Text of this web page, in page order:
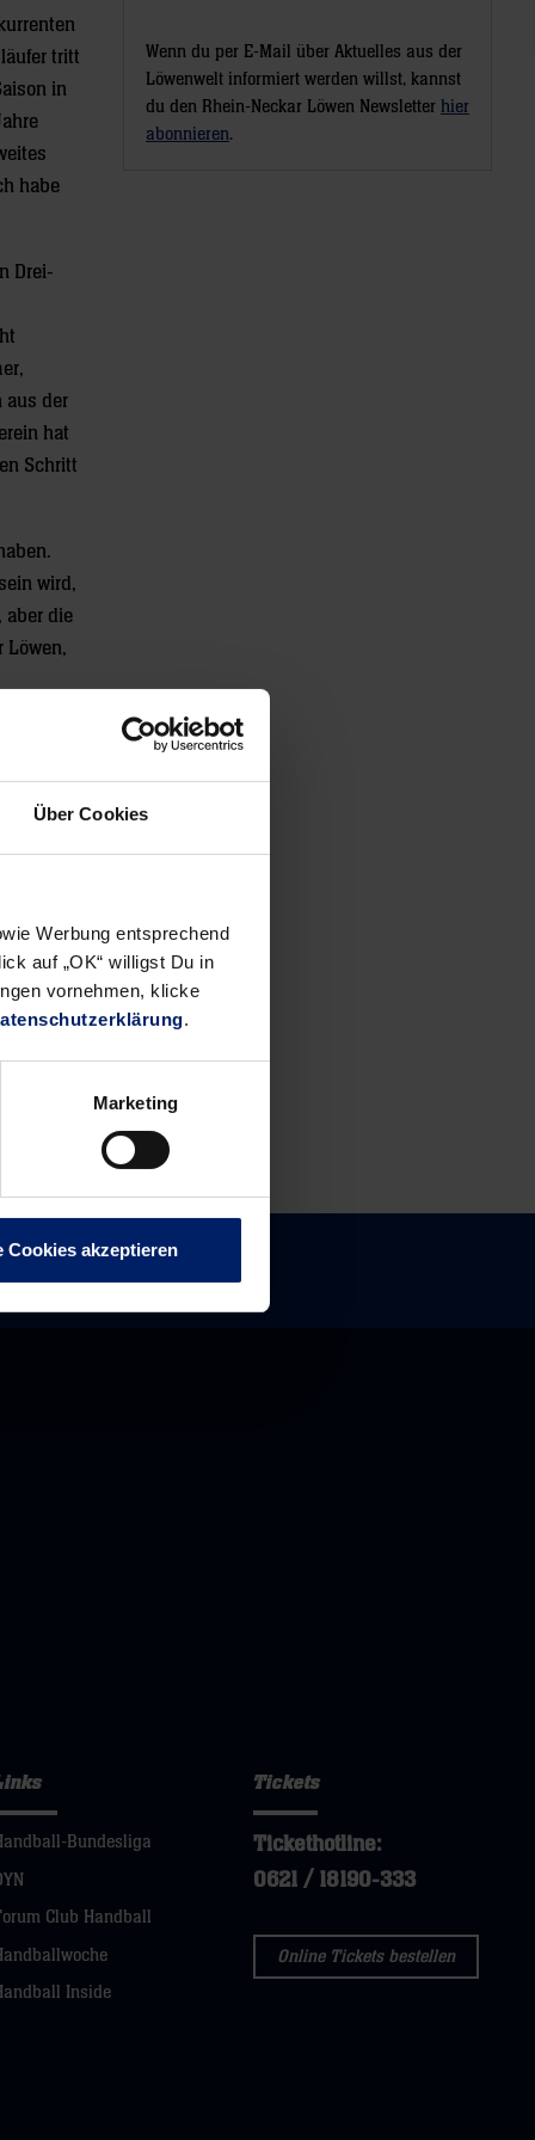
Über Cookies
Werbung entsprechend
auf „OK“ willigst Du in
vornehmen, klicke
.
Marketing
Cookies akzeptieren
tritt
in
habe
Drei-
aus der
hat
Schritt
wird,
aber die
Löwen,
14.
Wenn du per E-Mail über Aktuelles aus der
Löwenwelt informiert werden willst, kannst
du den Rhein-Neckar Löwen Newsletter hier
abonnieren.
Bundesliga
Club Handball
Inside
Tickets
Tickethotline:
0621 / 18190-333
Online Tickets bestellen